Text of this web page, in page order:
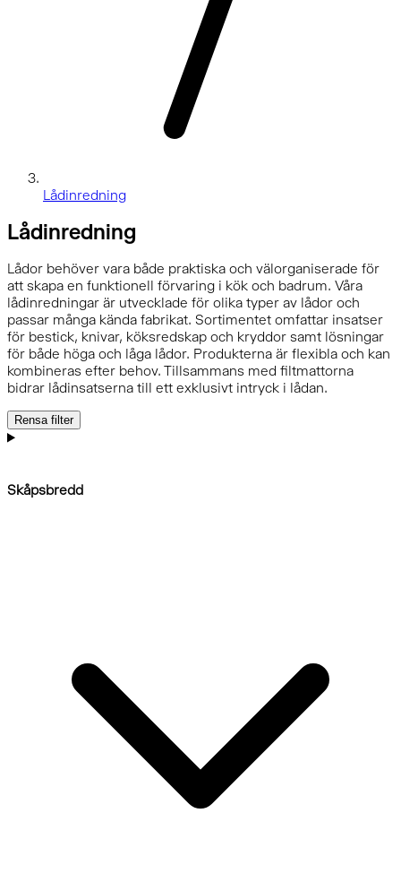
Lådinredning
Lådinredning
Lådor behöver vara både praktiska och välorganiserade för
att skapa en funktionell förvaring i kök och badrum. Våra
lådinredningar är utvecklade för olika typer av lådor och
passar många kända fabrikat. Sortimentet omfattar insatser
för bestick, knivar, köksredskap och kryddor samt lösningar
för både höga och låga lådor. Produkterna är flexibla och kan
kombineras efter behov. Tillsammans med filtmattorna
bidrar lådinsatserna till ett exklusivt intryck i lådan.
Rensa filter
Skåpsbredd